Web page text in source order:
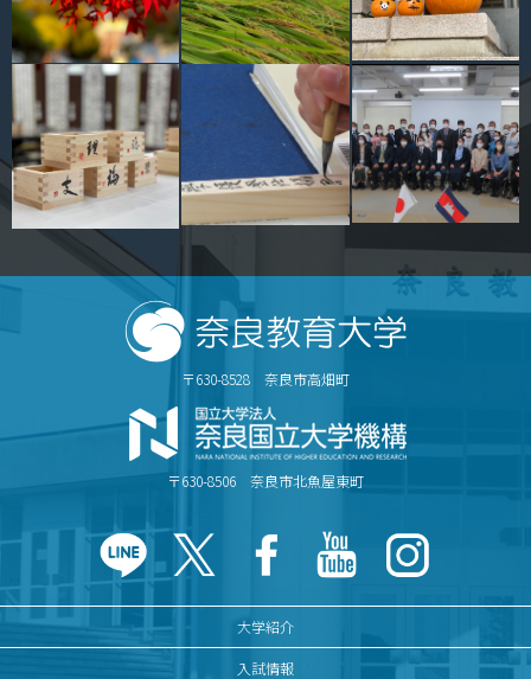
〒630-8528 奈良市高畑町
〒630-8506 奈良市北魚屋東町
大学紹介
入試情報